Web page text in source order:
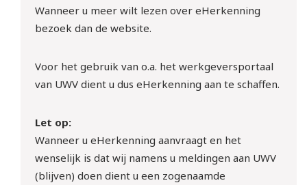
Wanneer u meer wilt lezen over eHerkenning
bezoek dan de website.
Voor het gebruik van o.a. het werkgeversportaal
van UWV dient u dus eHerkenning aan te schaffen.
Let op:
Wanneer u eHerkenning aanvraagt en het
wenselijk is dat wij namens u meldingen aan UWV
(blijven) doen dient u een zogenaamde